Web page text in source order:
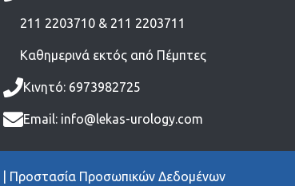
211 2203710& 211 2203711
Καθημερινά εκτός από Πέμπτες
Κινητό:6973982725
Email: info@lekas-urology.com
Προστασία Προσωπικών Δεδομένων